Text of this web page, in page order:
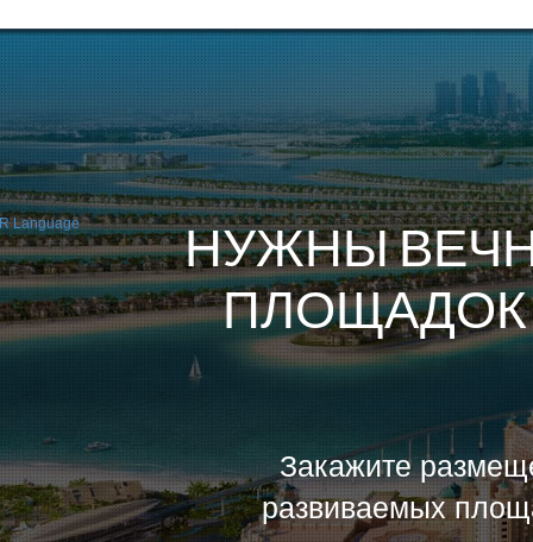
НУЖНЫ
ПЛОЩАДОК
Закажите
развиваемых